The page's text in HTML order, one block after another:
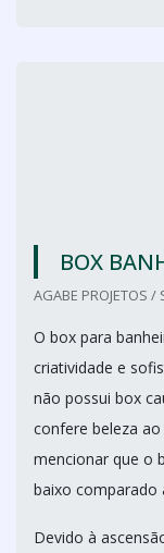
BOX
AGABE PROJETOS /
O box para
criatividade e
não possui box
confere beleza
mencionar que o
baixo comparado
Devido à